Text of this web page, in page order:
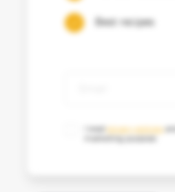
Best recipes
privacy policies